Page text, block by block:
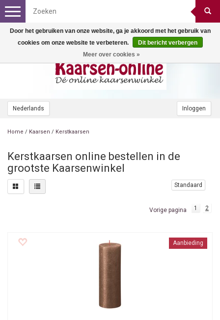
Nederlands Inloggen
Toggle
navigation
Home / Kaarsen / Kerstkaarsen
Kerstkaarsen online bestellen in de
grootste Kaarsenwinkel
Standaard
Vorige pagina 1 2
Aanbieding
Door het gebruiken van onze website, ga je akkoord met het gebruik van
cookies om onze website te verbeteren.
Dit bericht verbergen
Meer over cookies »